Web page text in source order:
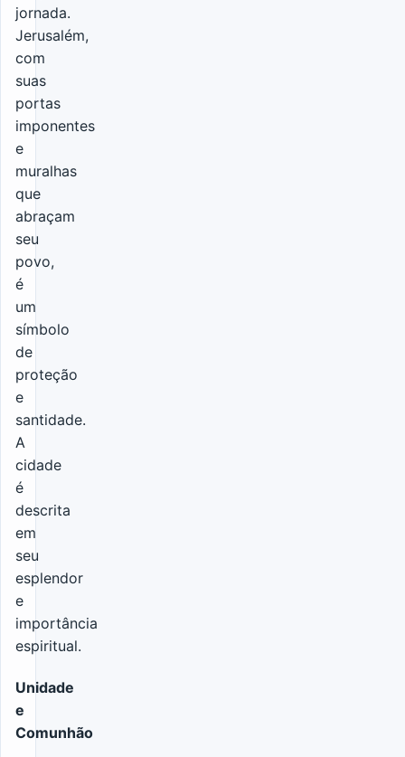
jornada.
Jerusalém,
com
suas
portas
imponentes
e
muralhas
que
abraçam
seu
povo,
é
um
símbolo
de
proteção
e
santidade.
A
cidade
é
descrita
em
seu
esplendor
e
importância
espiritual.
Unidade
e
Comunhão